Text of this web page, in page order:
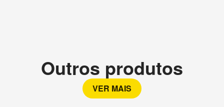
Outros produtos
VER MAIS